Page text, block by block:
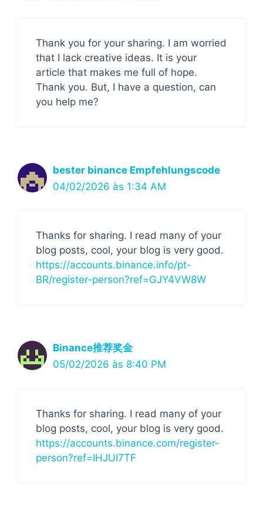
Thank you for your sharing. I am worried
that I lack creative ideas. It is your
article that makes me full of hope.
Thank you. But, I have a question, can
you help me?
bester binance Empfehlungscode
04/02/2026 às 1:34 AM
Thanks for sharing. I read many of your
blog posts, cool, your blog is very good.
https://accounts.binance.info/pt-
BR/register-person?ref=GJY4VW8W
Binance推荐奖金
05/02/2026 às 8:40 PM
Thanks for sharing. I read many of your
blog posts, cool, your blog is very good.
https://accounts.binance.com/register-
person?ref=IHJUI7TF